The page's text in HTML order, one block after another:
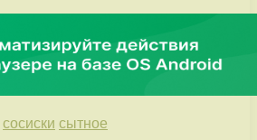
сосиски сытное